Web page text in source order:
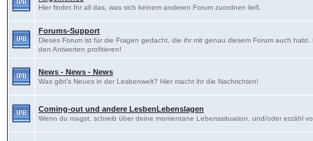
Hier findet Ihr all das, was sich keinem anderen Forum zuordnen ließ.
Forums-Support
Dieses Forum ist für die Fragen gedacht, die ihr mit genau diesem Forum auch
den Antworten profitieren!
News - News - News
Was gibt's Neues in der Lesbenwelt? Hier macht ihr die Nachrichten!
Coming-out und andere LesbenLebenslagen
Wenn du magst, schreib über deine momentane Lebenssituation, und/oder erzähl